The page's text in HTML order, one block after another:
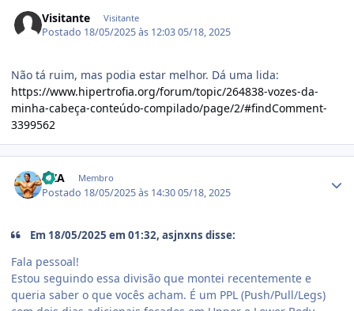
Visitante Visitante
Postado 18/05/2025 às 12:0305/18, 2025
Não tá ruim, mas podia estar melhor. Dá uma lida:
https://www.hipertrofia.org/forum/topic/264838-vozes-da-
minha-cabeça-conteúdo-compilado/page/2/#findComment-
3399562
NZA Membro
Postado 18/05/2025 às 14:3005/18, 2025
Em 18/05/2025 em 01:32, asjnxns disse:
Fala pessoal!
Estou seguindo essa divisão que montei recentemente e
queria saber o que vocês acham. É um PPL (Push/Pull/Legs)